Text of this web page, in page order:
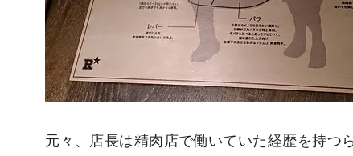
元々、店長は精肉店で働いていた経歴を持つ